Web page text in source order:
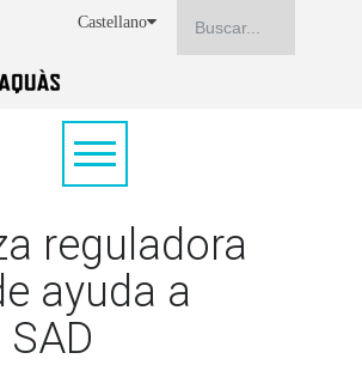
Castellano
reguladora
ayuda a